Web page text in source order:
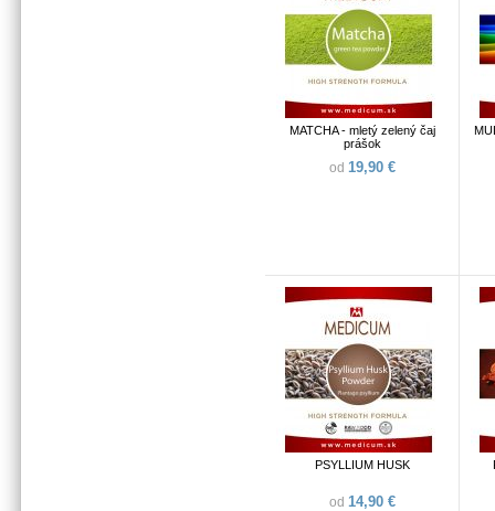
MATCHA - mletý zelený čaj
prášok
od 19,90 €
PSYLLIUM HUSK
od 14,90 €